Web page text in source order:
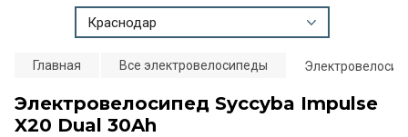
Краснодар
Главная Все электровелосипеды
Электровелосипед Syccyba Impulse
X20 Dual 30Ah